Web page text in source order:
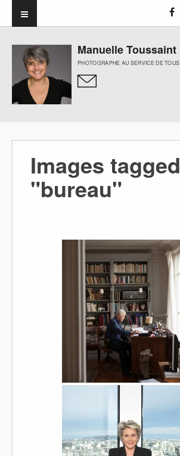
Manuelle Toussaint
PHOTOGRAPHE AU SERVICE DE TOUS
Images tagged
"bureau"